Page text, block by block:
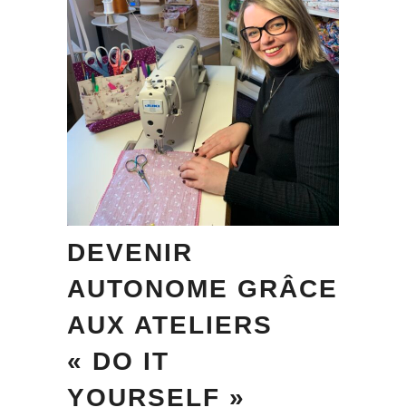
DEVENIR
AUTONOME GRÂCE
AUX ATELIERS
« DO IT
YOURSELF »